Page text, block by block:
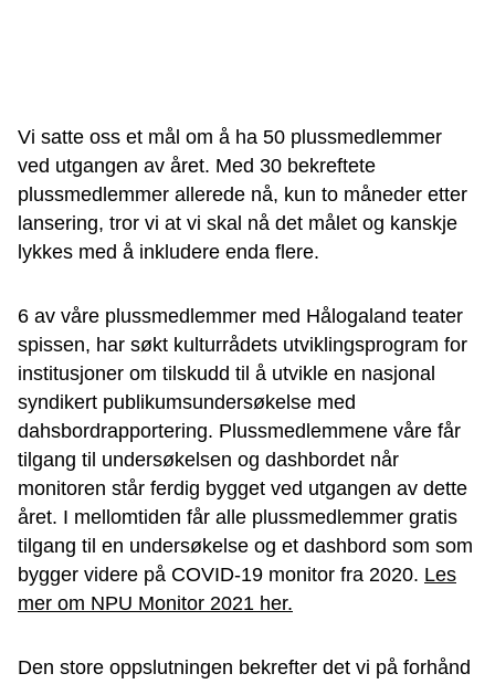
Vi satte oss et mål om å ha 50 plussmedlemmer
ved utgangen av året. Med 30 bekreftete
plussmedlemmer allerede nå, kun to måneder etter
lansering, tror vi at vi skal nå det målet og kanskje
lykkes med å inkludere enda flere.
6 av våre plussmedlemmer med Hålogaland teater
spissen, har søkt kulturrådets utviklingsprogram for
institusjoner om tilskudd til å utvikle en nasjonal
syndikert publikumsundersøkelse med
dahsbordrapportering. Plussmedlemmene våre får
tilgang til undersøkelsen og dashbordet når
monitoren står ferdig bygget ved utgangen av dette
året. I mellomtiden får alle plussmedlemmer gratis
tilgang til en undersøkelse og et dashbord som som
bygger videre på COVID-19 monitor fra 2020. Les
mer om NPU Monitor 2021 her.
Den store oppslutningen bekrefter det vi på forhånd